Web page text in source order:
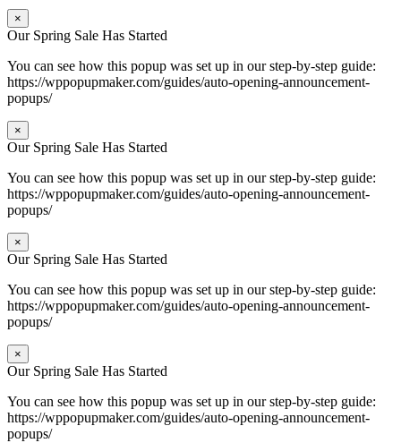
×
Our Spring Sale Has Started
You can see how this popup was set up in our step-by-step guide:
https://wppopupmaker.com/guides/auto-opening-announcement-
popups/
×
Our Spring Sale Has Started
You can see how this popup was set up in our step-by-step guide:
https://wppopupmaker.com/guides/auto-opening-announcement-
popups/
×
Our Spring Sale Has Started
You can see how this popup was set up in our step-by-step guide:
https://wppopupmaker.com/guides/auto-opening-announcement-
popups/
×
Our Spring Sale Has Started
You can see how this popup was set up in our step-by-step guide:
https://wppopupmaker.com/guides/auto-opening-announcement-
popups/